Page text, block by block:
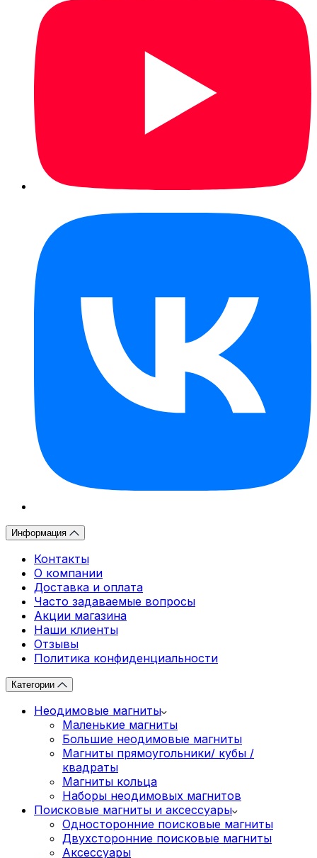
Информация
Контакты
О компании
Доставка и оплата
Часто задаваемые вопросы
Акции магазина
Наши клиенты
Отзывы
Политика конфиденциальности
Категории
Неодимовые магниты
Маленькие магниты
Большие неодимовые магниты
Магниты прямоугольники/ кубы /
квадраты
Магниты кольца
Наборы неодимовых магнитов
Поисковые магниты и аксессуары
Односторонние поисковые магниты
Двухсторонние поисковые магниты
Аксессуары